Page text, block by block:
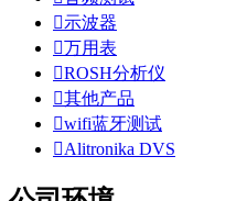
示波器
万用表
ROSH分析仪
其他产品
wifi蓝牙测试
Alitronika DVS